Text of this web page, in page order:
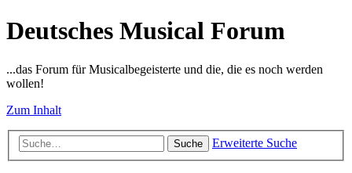
Deutsches Musical Forum
...das Forum für Musicalbegeisterte und die, die es noch werden
wollen!
Zum Inhalt
Suche Erweiterte Suche